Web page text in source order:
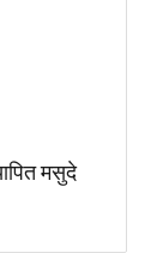
मसुदे